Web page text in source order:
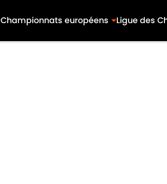
Championnats européens Ligue des